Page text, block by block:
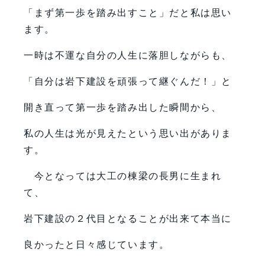
「まず第一歩を踏み出すこと」だと私は思い
ます。
一時は不運な自分の人生に落胆しながらも、
「自分は岩下建設を頑張って継ぐんだ！」と
開き直って第一歩を踏み出した瞬間から、
私の人生は光が見えたという思い出がありま
す。
今となっては大工の棟梁の長男に生まれ
て、
岩下建設の２代目となることが出来て本当に
良かったと日々感じています。